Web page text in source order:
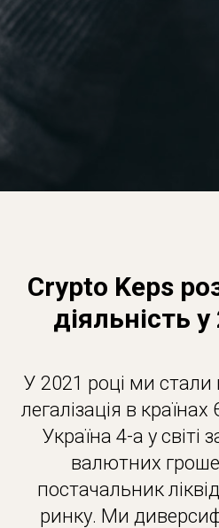
Crypto Keps
діяльність
У 2021 році ми стали
легалізація в
Україна 4-а у світі
валютних
постачальник
ринку. Ми